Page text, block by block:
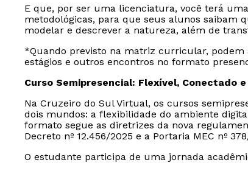
E que, por ser uma licenciatura, você terá uma
metodológicas, para que seus alunos saibam
modelar e descrever a natureza, além de
*Quando previsto na matriz curricular, podem
estágios e outros encontros no formato
Curso Semipresencial: Flexível, Conectado
Na Cruzeiro do Sul Virtual, os cursos
dois mundos: a flexibilidade do ambiente
formato segue as diretrizes da nova
Decreto nº 12.456/2025 e a Portaria MEC nº
O estudante participa de uma jornada